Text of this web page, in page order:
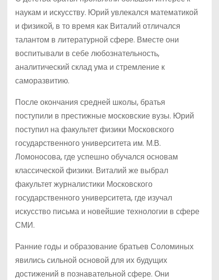
наукам и искусству. Юрий увлекался математикой
и физикой, в то время как Виталий отличался
талантом в литературной сфере. Вместе они
воспитывали в себе любознательность,
аналитический склад ума и стремление к
саморазвитию.
После окончания средней школы, братья
поступили в престижные московские вузы. Юрий
поступил на факультет физики Московского
государственного университета им. М.В.
Ломоносова, где успешно обучался основам
классической физики. Виталий же выбрал
факультет журналистики Московского
государственного университета, где изучал
искусство письма и новейшие технологии в сфере
СМИ.
Ранние годы и образование братьев Соломиных
явились сильной основой для их будущих
достижений в познавательной сфере. Они